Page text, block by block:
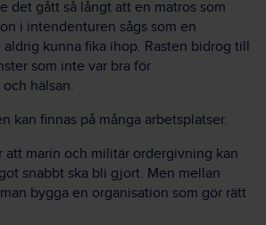
det gått så långt att en matros som
i intendenturen sågs som en
kunna fika ihop. Rasten bidrog till
som inte var bra för
hälsan.
kan finnas på många arbetsplatser.
att marin och militär ordergivning kan
snabbt ska bli gjort. Men mellan
bygga en organisation som gör rätt